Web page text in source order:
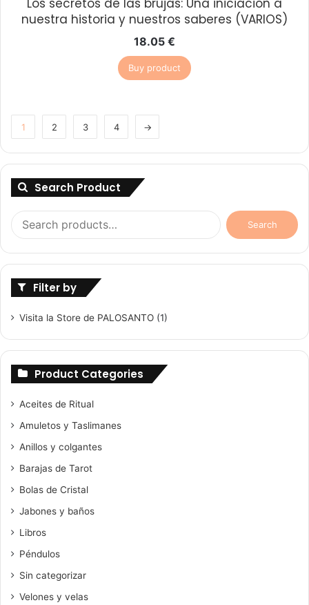
Los secretos de las brujas: Una iniciación a
nuestra historia y nuestros saberes (VARIOS)
18.05 €
Buy product
1 2 3 4 →
Search Product
Search
for:
Search
Filter by
Visita la Store de PALOSANTO (1)
Product Categories
Aceites de Ritual
Amuletos y Taslimanes
Anillos y colgantes
Barajas de Tarot
Bolas de Cristal
Jabones y baños
Libros
Péndulos
Sin categorizar
Velones y velas